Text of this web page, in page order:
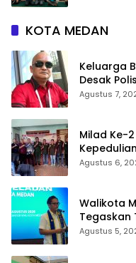
KOTA MEDAN
Keluarga
Desak
Agustus 7,
Milad Ke-2
Lansia,
Agustus 6,
Walikota
Tegaskan
Agustus 5,